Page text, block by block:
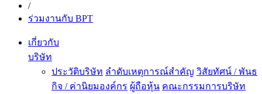
/
ร่วมงานกับ BPT
เกี่ยวกับ
บริษัท
ประวัติบริษัท ลำดับเหตุการณ์สำคัญ วิสัยทัศน์ / พันธ
กิจ / ค่านิยมองค์กร ผู้ถือหุ้น คณะกรรมการบริษัท